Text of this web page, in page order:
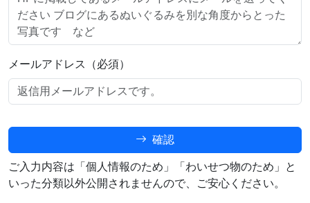
メールアドレス（必須）
確認
ご入力内容は「個人情報のため」「わいせつ物のため」と
いった分類以外公開されませんので、ご安心ください。